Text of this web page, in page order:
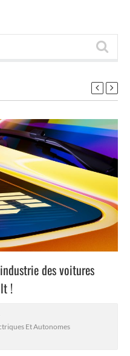
des voitures
!
Et Autonomes